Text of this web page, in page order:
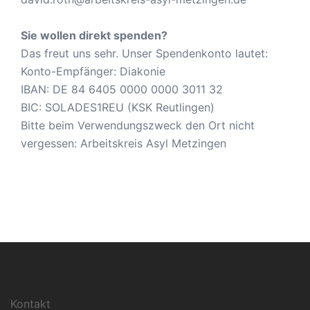
Sie wollen direkt spenden?
Das freut uns sehr. Unser Spendenkonto lautet:
Konto-Empfänger: Diakonie
IBAN: DE 84 6405 0000 0000 3011 32
BIC: SOLADES1REU (KSK Reutlingen)
Bitte beim Verwendungszweck den Ort nicht
vergessen: Arbeitskreis Asyl Metzingen
Kontakt